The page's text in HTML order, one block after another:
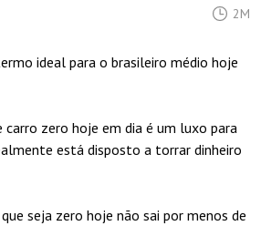
2M
ideal para o brasileiro médio hoje
carro zero hoje em dia é um luxo para
está disposto a torrar dinheiro
seja zero hoje não sai por menos de